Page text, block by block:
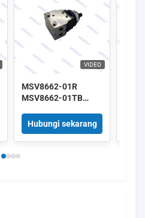
VIDEO
MSV8662-01R
MSV8662-01TB
MSV8662-01RL
SHAKO 3/2 katup
Mekanis 1/8"
Hubungi sekarang